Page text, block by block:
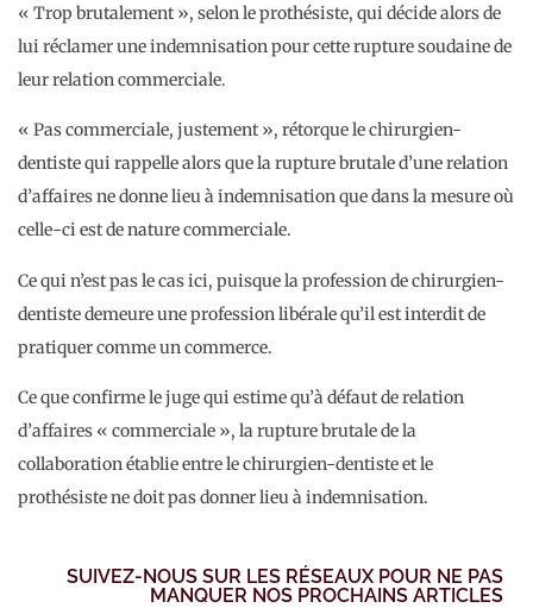
« Trop brutalement », selon le prothésiste, qui décide alors de
lui réclamer une indemnisation pour cette rupture soudaine de
leur relation commerciale.
« Pas commerciale, justement », rétorque le chirurgien-
dentiste qui rappelle alors que la rupture brutale d’une relation
d’affaires ne donne lieu à indemnisation que dans la mesure où
celle-ci est de nature commerciale.
Ce qui n’est pas le cas ici, puisque la profession de chirurgien-
dentiste demeure une profession libérale qu’il est interdit de
pratiquer comme un commerce.
Ce que confirme le juge qui estime qu’à défaut de relation
d’affaires « commerciale », la rupture brutale de la
collaboration établie entre le chirurgien-dentiste et le
prothésiste ne doit pas donner lieu à indemnisation.
SUIVEZ-NOUS SUR LES RÉSEAUX POUR NE PAS
MANQUER NOS PROCHAINS ARTICLES